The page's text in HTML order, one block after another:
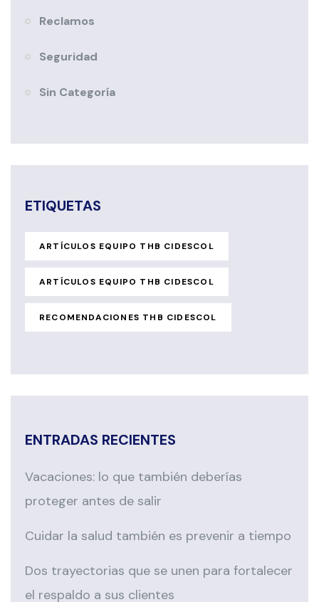
Reclamos
Seguridad
Sin Categoría
ETIQUETAS
ARTÍCULOS EQUIPO THB CIDESCOL
ARTÍCULOS EQUIPO THB CIDESCOL
RECOMENDACIONES THB CIDESCOL
ENTRADAS RECIENTES
Vacaciones: lo que también deberías
proteger antes de salir
Cuidar la salud también es prevenir a tiempo
Dos trayectorias que se unen para fortalecer
el respaldo a sus clientes